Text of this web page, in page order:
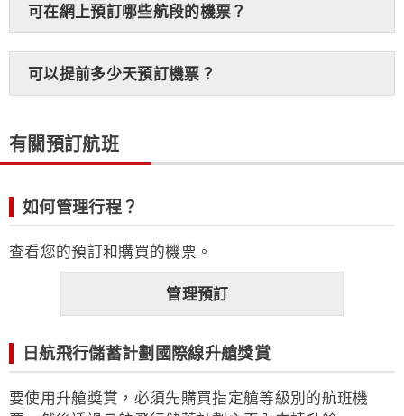
可在網上預訂哪些航段的機票？
可以提前多少天預訂機票？
有關預訂航班
如何管理行程？
查看您的預訂和購買的機票。
管理預訂
日航飛行儲蓄計劃國際線升艙獎賞
要使用升艙奬賞，必須先購買指定艙等級別的航班機